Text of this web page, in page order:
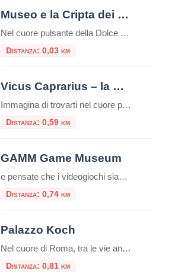
Museo e la Cripta dei Frati Cappuccini
Nel cuore pulsante della Dolce Vita romana, lungo la celebre Via Veneto, si cela un luogo che offre un’esperienza tanto profonda quanto inaspettata, un viaggio che intreccia arte, storia e una potente riflessione sulla vita e la morte. È il Complesso di Santa Maria della Concezione, che ospita il Museo e la Cripta dei Frati […]
Distanza: 0,03 km
Vicus Caprarius – la Città dell’Acqua
Immagina di trovarti nel cuore pulsante di Roma, davanti alla maestosa Fontana di Trevi. La folla è ovunque, il rumore dell’acqua scrosciante si mescola al vociare dei turisti. Eppure, a pochi metri di distanza e a nove metri di profondità, esiste un mondo silenzioso dove quell’acqua scorre da duemila anni, testimone di una storia millenaria. […]
Distanza: 0,59 km
GAMM Game Museum
e pensate che i videogiochi siano solo un passatempo moderno, il GAMM Game Museum di Roma è pronto a farvi cambiare idea. Situato a pochi passi dalla Stazione Termini, questo spazio non è una semplice sala giochi, ma un vero e proprio polo culturale riconosciuto, dove la storia del medium interattivo viene preservata, studiata e, […]
Distanza: 0,74 km
Palazzo Koch
Nel cuore di Roma, tra le vie animate del centro storico, sorge un edificio che incarna eleganza, storia e prestigio: Palazzo Koch. Situato in Via Nazionale, questo maestoso palazzo è oggi la sede della Banca d’Italia, ma la sua storia e il suo valore architettonico lo rendono molto più di un semplice edificio istituzionale. È […]
Distanza: 0,81 km